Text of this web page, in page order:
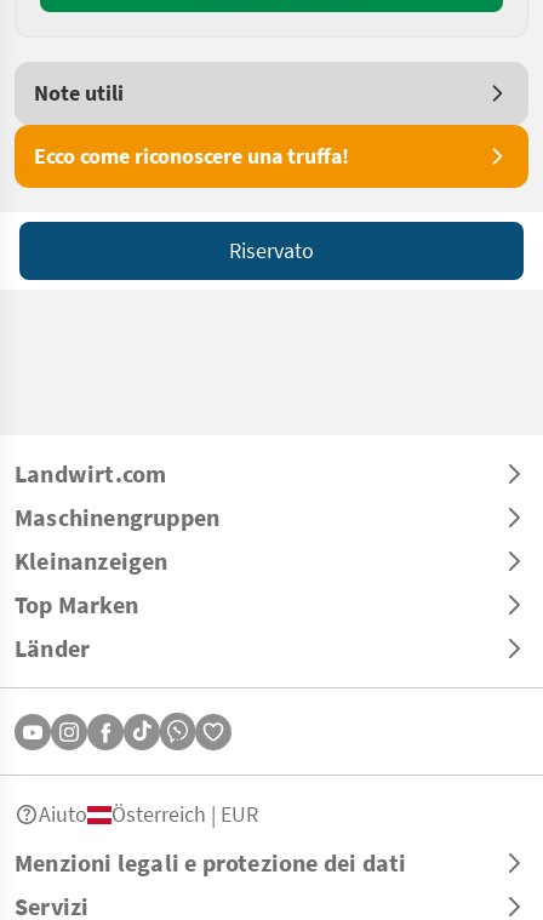
Note utili
Ecco come riconoscere una truffa!
Riservato
Landwirt.com
Maschinengruppen
Kleinanzeigen
Top Marken
Länder
Menzioni legali e protezione dei dati
Servizi
Aiuto Österreich | EUR